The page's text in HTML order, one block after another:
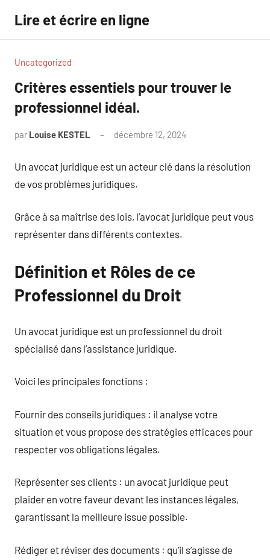
contenu
Lire et écrire en ligne
Uncategorized
Critères essentiels pour trouver le
professionnel idéal.
par Louise KESTEL décembre 12, 2024
Un avocat juridique est un acteur clé dans la résolution
de vos problèmes juridiques.
Grâce à sa maîtrise des lois, l’avocat juridique peut vous
représenter dans différents contextes.
Définition et Rôles de ce
Professionnel du Droit
Un avocat juridique est un professionnel du droit
spécialisé dans l’assistance juridique.
Voici les principales fonctions :
Fournir des conseils juridiques : il analyse votre
situation et vous propose des stratégies efficaces pour
respecter vos obligations légales.
Représenter ses clients : un avocat juridique peut
plaider en votre faveur devant les instances légales,
garantissant la meilleure issue possible.
Rédiger et réviser des documents : qu’il s’agisse de